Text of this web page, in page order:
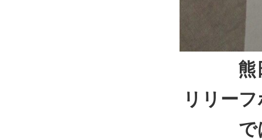
熊
リリー
で